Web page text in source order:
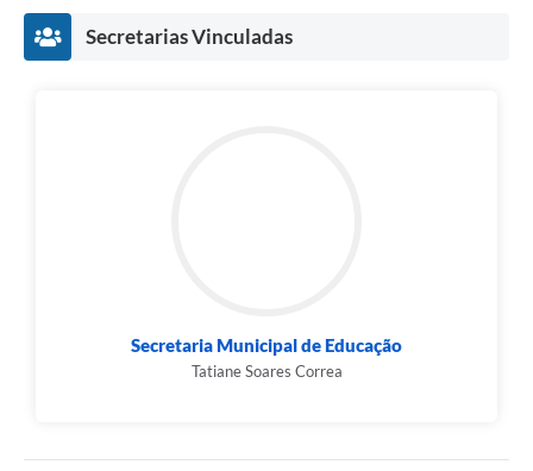
Secretarias Vinculadas
Secretaria Municipal de Educação
Tatiane Soares Correa